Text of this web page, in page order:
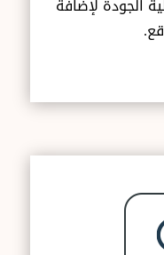
الجودة لإضافة